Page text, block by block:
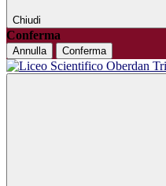
Chiudi
Conferma
Annulla Conferma